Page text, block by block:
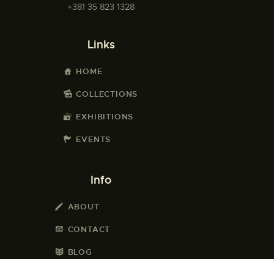
+381 35 823 1328
Links
HOME
COLLECTIONS
EXHIBITIONS
EVENTS
Info
ABOUT
CONTACT
BLOG